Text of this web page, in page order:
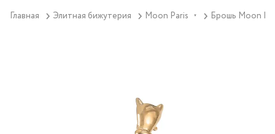
Главная Элитная бижутерия Moon Paris ▼ Брошь Moon